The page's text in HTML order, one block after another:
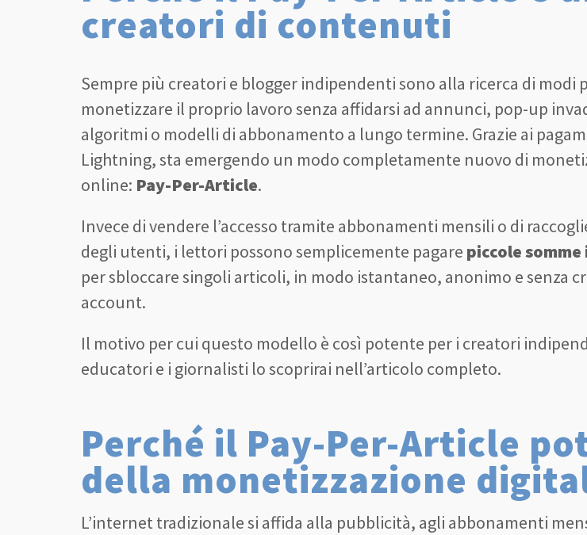
creatori di contenuti
Sempre più creatori e blogger indipendenti sono alla ricerca di modi
monetizzare il proprio lavoro senza affidarsi ad annunci, pop-up
algoritmi o modelli di abbonamento a lungo termine. Grazie ai
Lightning, sta emergendo un modo completamente nuovo di
online: Pay-Per-Article.
Invece di vendere l’accesso tramite abbonamenti mensili o di
degli utenti, i lettori possono semplicemente pagare piccole
per sbloccare singoli articoli, in modo istantaneo, anonimo e senza
account.
Il motivo per cui questo modello è così potente per i creatori
educatori e i giornalisti lo scoprirai nell’articolo completo.
Perché il Pay-Per-Article
della monetizzazione
L’internet tradizionale si affida alla pubblicità, agli abbonamenti